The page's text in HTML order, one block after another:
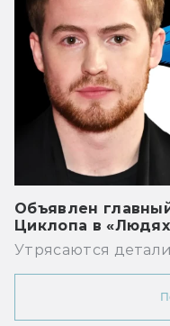
Объявлен
Циклопа в
Утрясаются